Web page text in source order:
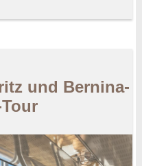
und Bernina-